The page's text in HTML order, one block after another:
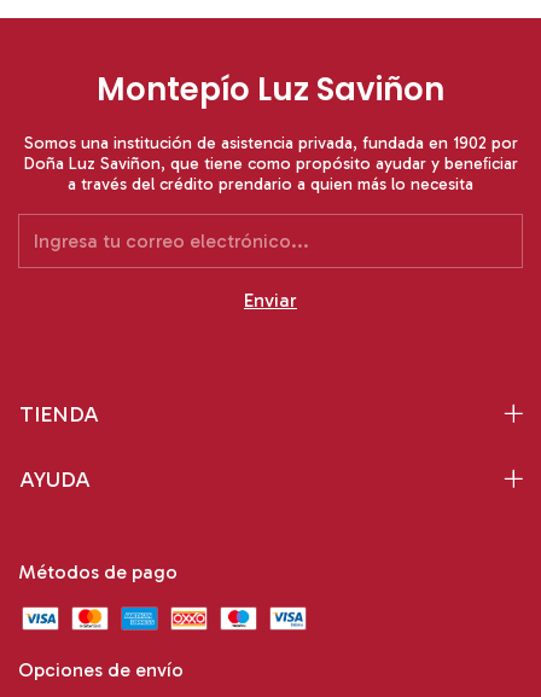
Montepío Luz Saviñon
Somos una institución de asistencia privada, fundada en 1902 por
Doña Luz Saviñon, que tiene como propósito ayudar y beneﬁciar
a través del crédito prendario a quien más lo necesita
TIENDA
AYUDA
Métodos de pago
Opciones de envío